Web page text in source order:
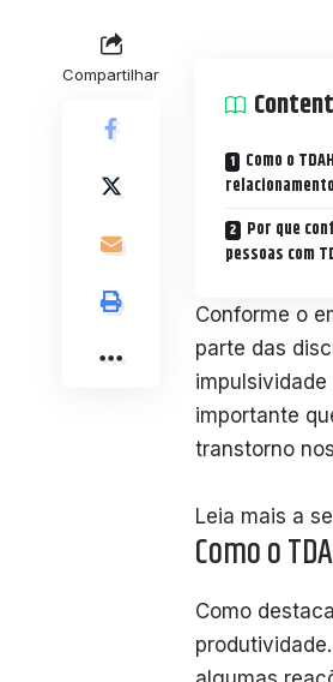
Compartilhar
Como o
Por que
pessoas com
Conforme o
parte das
importante
transtorno
Leia mais a
Como o
Como